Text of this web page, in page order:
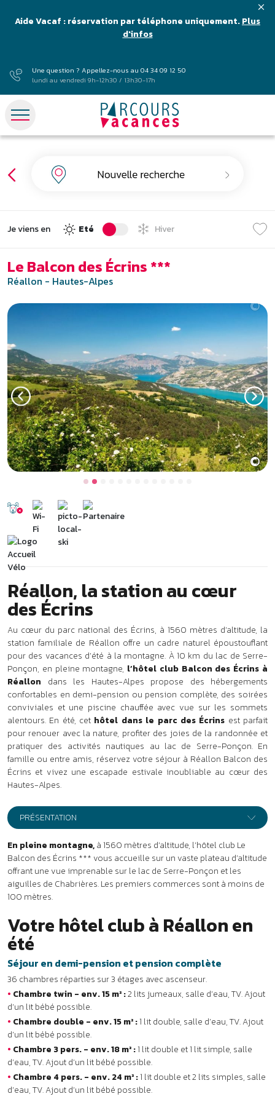
Aide Vacaf : réservation par téléphone uniquement.Plus
d'infos
Une question ? Appellez-nous au 04 34 09 12 50
lundi au vendredi 9h-12h30 / 13h30-17h
Je viens en Eté Hiver
Le Balcon des Écrins ***
Réallon - Hautes-Alpes
©
Next
Réallon, la station au cœur
des Écrins
Au cœur du parc national des Écrins, à 1560 mètres d’altitude, la
station familiale de Réallon offre un cadre naturel époustouflant
pour des vacances d’été à la montagne. À 10 km du lac de Serre-
Ponçon, en pleine montagne,
Réallon
dans les Hautes-Alpes propose des hébergements
confortables en demi-pension ou pension complète, des soirées
conviviales et une piscine chauffée avec vue sur les sommets
alentours. En été, cet
pratiquer des activités nautiques au lac de Serre-Ponçon. En
famille ou entre amis, réservez votre séjour à Réallon Balcon des
Écrins et vivez une escapade estivale inoubliable au cœur des
Hautes-Alpes.
PRÉSENTATION
En pleine montagne,
à 1560 mètres d’altitude, l’hôtel club Le
Balcon des Écrins *** vous accueille sur un vaste plateau d’altitude
offrant une vue imprenable sur le lac de Serre-Ponçon et les
aiguilles de Chabrières. Les premiers commerces sont à moins de
100 mètres.
Votre hôtel club à Réallon en
été
Séjour en demi-pension et pension complète
36 chambres réparties sur 3 étages avec ascenseur.
d’un lit bébé possible.
•Chambre double - env. 15 m² : 1 lit double, salle d’eau, TV. Ajout
d’un lit bébé possible.
•Chambre 3 pers. - env. 18 m² :
• Chambre 4 pers. - env. 24 m² :1 lit double et 2 lits simples, salle
d’eau, TV. Ajout d’un lit bébé possible.
Les services
•Inclus :Wi-Fi dans les espaces communs, ludothèque, local à
vélos sécurisé, parking privé.
•En supplément :bar, kit bébé (sur réservation), laverie.
La restauration
À table :une cuisine familiale et des spécialités du terroir
(tourtons du Champsaur, ravioles, tomme des Alpes) sont
proposées au restaurant ou sur la terrasse de 300 m² avec vue
panoramique sur les montagnes. Petit déjeuner continental.
Déjeuner et dîner servis en buffets ou à l’assiette selon la saison.